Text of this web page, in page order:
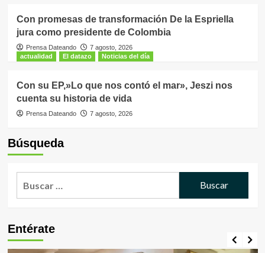
Con promesas de transformación De la Espriella
jura como presidente de Colombia
Prensa Dateando
7 agosto, 2026
actualidad
El datazo Noticias del día
Con su EP,»Lo que nos contó el mar», Jeszi nos
cuenta su historia de vida
Prensa Dateando 7 agosto, 2026
Búsqueda
Entérate